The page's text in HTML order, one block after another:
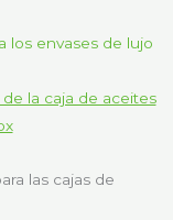
la caja de aceites
las cajas de